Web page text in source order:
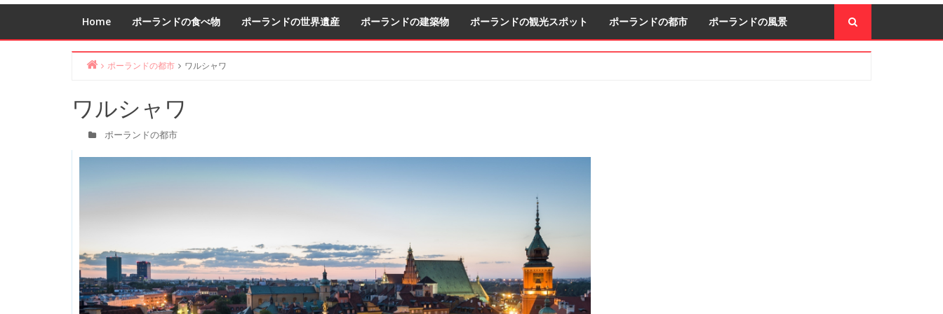
Home ポーランドの食べ物 ポーランドの世界遺産 ポーランドの建築物 ポーランドの観光スポット ポーランドの都市 ポーランドの風景
ポーランドの都市 ワルシャワ
ワルシャワ
ポーランドの都市